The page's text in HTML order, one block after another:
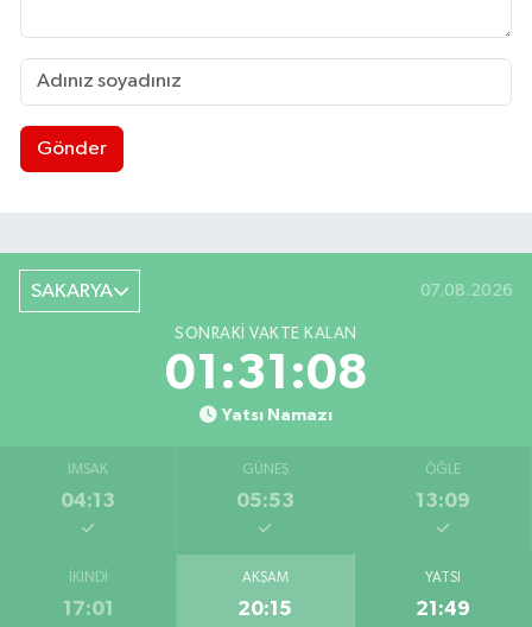
Gönder
SAKARYA 07.08.2026
SONRAKI VAKTE KALAN
01:31:07
Yatsı Namazı
İMSAK
04:13
GÜNEŞ
05:53
ÖĞLE
13:09
İKINDI
17:01
AKŞAM
20:15
YATSI
21:49